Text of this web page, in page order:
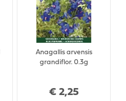
€ 2,25
Anagallis arvensis
grandiflor. 0.3g